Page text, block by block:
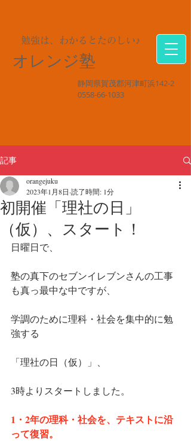
勉強は、わかるとたのしい♪
オレンジ塾
静岡県賀茂郡河津町浜142-2
0558-66-1033
記事
初開催「理社の日」
（仮）、スタート！
orangejuku
2023年1月8日 読了時間: 1分
日曜日で、
塾の真下のセブンイレブンさんの工事
も真っ最中な中ですが、
学調のために理科・社会を集中的に勉
強する
「理社の日（仮）」、
3時よりスタートしました。
1・2年の理科・社会を、テキストに沿
って復習。